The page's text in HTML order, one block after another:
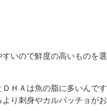
いので鮮度の高いものを
ＨＡは魚の脂に多いんで
より刺身やカルパッチョが